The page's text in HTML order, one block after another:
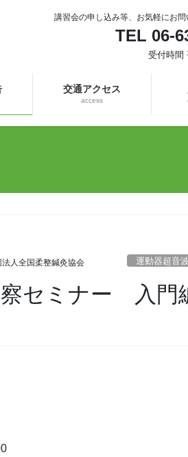
講習会の申し込み等、お気軽にお
TEL 06-
受付時間
交通アクセス
access
人全国柔整鍼灸協会 運動器超音
察セミナー 入